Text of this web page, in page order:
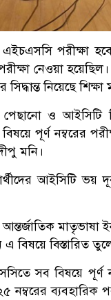
পরীক্ষা
নেওয়া
নিয়েছে শিক্ষা
পেছানো ও
পূর্ণ নম্বরের
মনি।
আইসিটি
মাতৃভাষা
এ বিষয়ে বিস্তারিত
সব বিষয়ে
নম্বরের ব্যবহারিক